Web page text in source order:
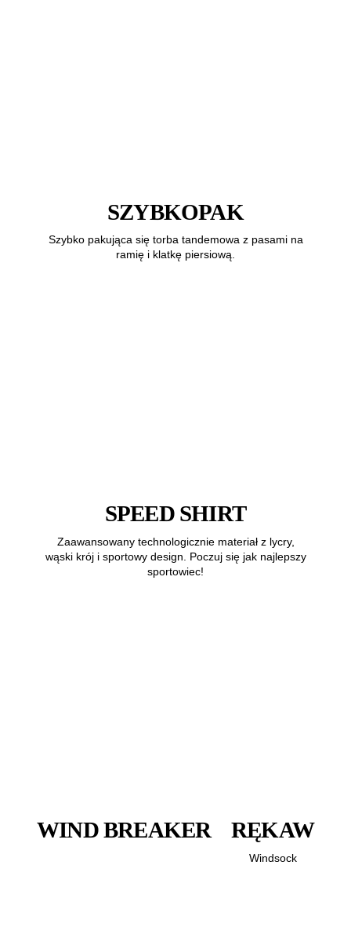
SZYBKOPAK
Szybko pakująca się torba tandemowa z pasami na
ramię i klatkę piersiową.
SPEED SHIRT
Zaawansowany technologicznie materiał z lycry,
wąski krój i sportowy design. Poczuj się jak najlepszy
sportowiec!
WIND BREAKER RĘKAW
Windsock